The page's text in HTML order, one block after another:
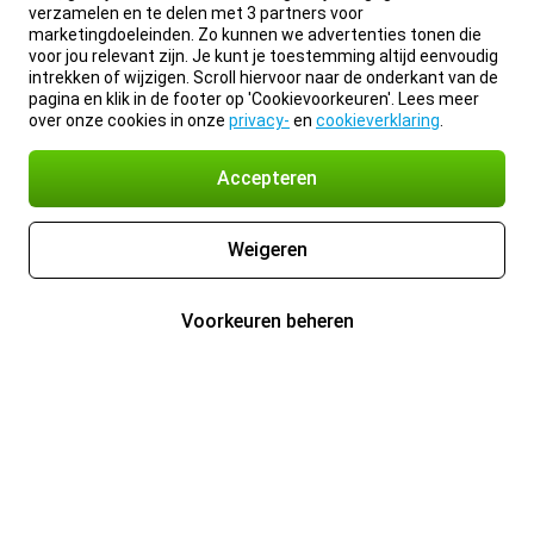
verzamelen en te delen met 3 partners voor
marketingdoeleinden. Zo kunnen we advertenties tonen die
voor jou relevant zijn. Je kunt je toestemming altijd eenvoudig
intrekken of wijzigen. Scroll hiervoor naar de onderkant van de
pagina en klik in de footer op 'Cookievoorkeuren'. Lees meer
over onze cookies in onze privacy- en cookieverklaring
Accepteren
Weigeren
Voorkeuren beheren